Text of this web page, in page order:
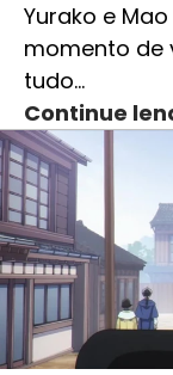
Yurako e
momento de
tudo…
Continue